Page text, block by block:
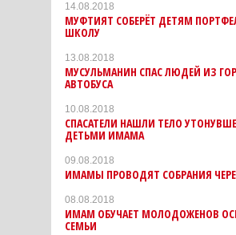
14.08.2018
МУФТИЯТ СОБЕРЁТ ДЕТЯМ
ШКОЛУ
13.08.2018
МУСУЛЬМАНИН СПАС ЛЮДЕЙ ИЗ
АВТОБУСА
10.08.2018
СПАСАТЕЛИ НАШЛИ ТЕЛО
ДЕТЬМИ ИМАМА
09.08.2018
ИМАМЫ ПРОВОДЯТ СОБРАНИЯ ЧЕРЕЗ
08.08.2018
ИМАМ ОБУЧАЕТ МОЛОДОЖЕНОВ
СЕМЬИ